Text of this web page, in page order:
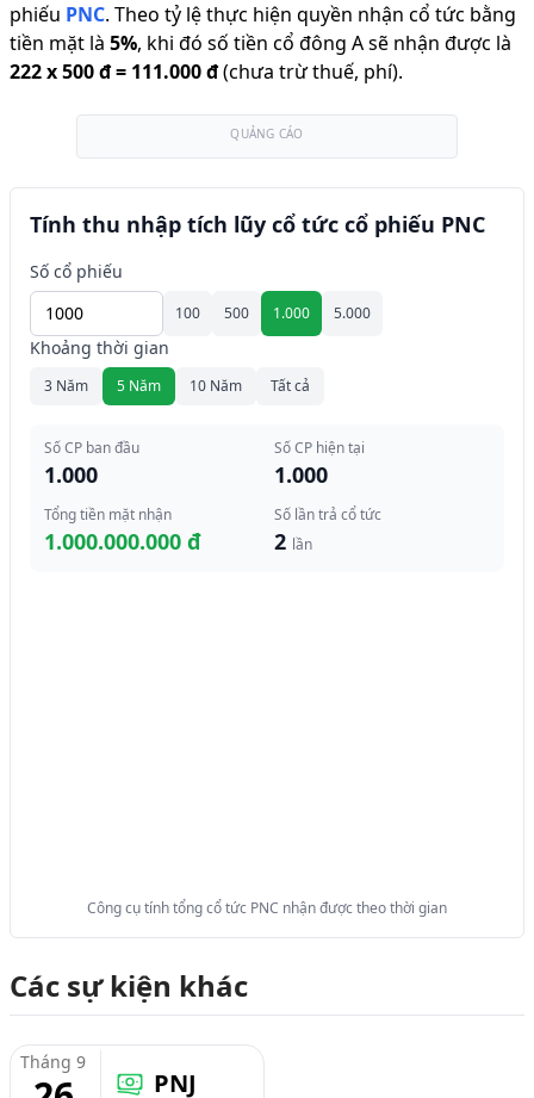
phiếu PNC. Theo tỷ lệ thực hiện quyền nhận cổ tức bằng
tiền mặt là 5%, khi đó số tiền cổ đông A sẽ nhận được là
222x500 đ= 111.000 đ(chưa trừ thuế, phí).
QUẢNG CÁO
Tính thu nhập tích lũy cổ tức cổ phiếu PNC
Số cổ phiếu
100 500 1.000 5.000
Khoảng thời gian
3 Năm 5 Năm 10 Năm Tất cả
Số CP ban đầu
1.000
Số CP hiện tại
1.000
Tổng tiền mặt nhận
1.000.000.000 đ
Số lần trả cổ tức
2 lần
Công cụ tính tổng cổ tức PNC nhận được theo thời gian
Các sự kiện khác
Tháng 9
PNJ